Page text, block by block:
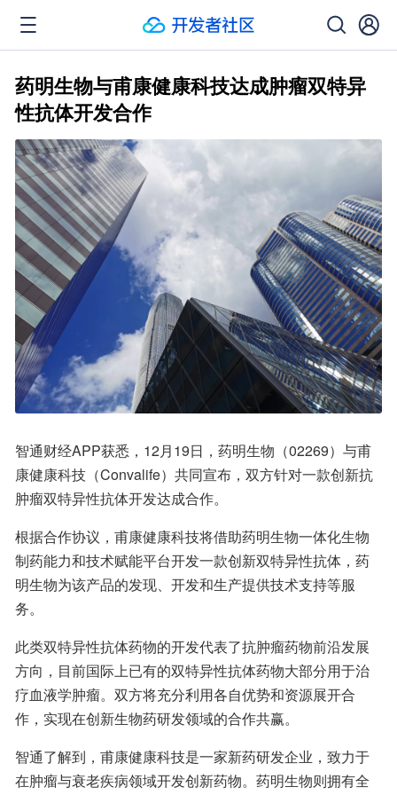
药明生物与甫康健康科技达成肿瘤双特异
性抗体开发合作
智通财经APP获悉，12月19日，药明生物（02269）与甫
康健康科技（Convalife）共同宣布，双方针对一款创新抗
肿瘤双特异性抗体开发达成合作。
根据合作协议，甫康健康科技将借助药明生物一体化生物
制药能力和技术赋能平台开发一款创新双特异性抗体，药
明生物为该产品的发现、开发和生产提供技术支持等服
务。
此类双特异性抗体药物的开发代表了抗肿瘤药物前沿发展
方向，目前国际上已有的双特异性抗体药物大部分用于治
疗血液学肿瘤。双方将充分利用各自优势和资源展开合
作，实现在创新生物药研发领域的合作共赢。
智通了解到，甫康健康科技是一家新药研发企业，致力于
在肿瘤与衰老疾病领域开发创新药物。药明生物则拥有全